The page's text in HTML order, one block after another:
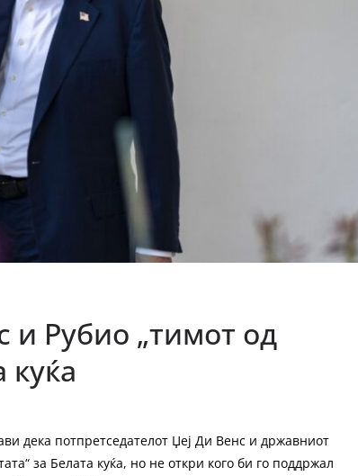
и Рубио „тимот од
куќа
дека потпретседателот Џеј Ди Венс и државниот
за Белата куќа, но не откри кого би го поддржал